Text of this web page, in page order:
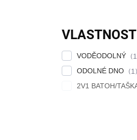
VODĚODOLNÝ
ODOLNÉ DNO
1
2V1 BATOH/